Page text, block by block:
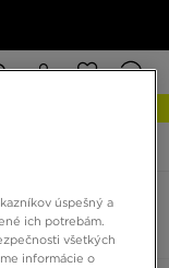
úspešný a
ich potrebám.
všetkých
informácie o